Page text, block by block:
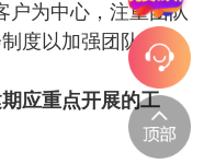
户为中心，注重团队
度以加强团队内部
应重点开展的工